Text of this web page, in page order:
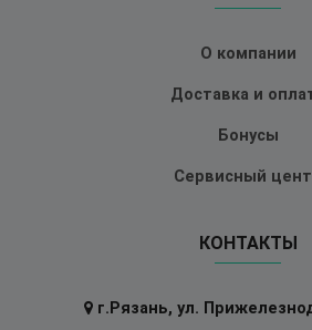
О компании
Доставка и
Бонусы
Сервисный
КОНТАКТЫ
г.Рязань, ул.